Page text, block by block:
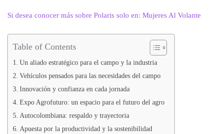
Si desea conocer más sobre Polaris solo en: Mujeres Al Volante
Table of Contents
Un aliado estratégico para el campo y la industria
Vehículos pensados para las necesidades del campo
Innovación y confianza en cada jornada
Expo Agrofuturo: un espacio para el futuro del agro
Autocolombiana: respaldo y trayectoria
Apuesta por la productividad y la sostenibilidad